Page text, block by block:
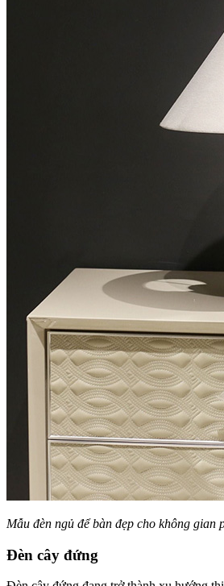
Mẫu đèn ngủ để bàn đẹp cho không gian
Đèn cây đứng